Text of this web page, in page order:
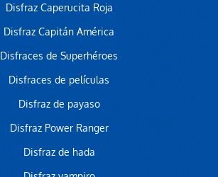
Disfraz Caperucita Roja
Disfraz Capitán América
Disfraces de Superhéroes
Disfraces de películas
Disfraz de payaso
Disfraz Power Ranger
Disfraz de hada